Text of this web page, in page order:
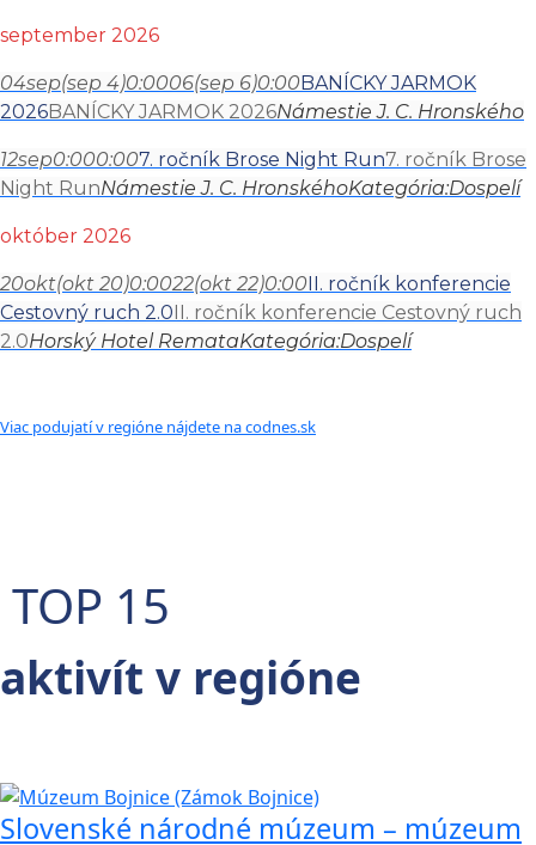
september 2026
04sep(sep 4)0:0006(sep 6)0:00BANÍCKY JARMOK
2026BANÍCKY JARMOK 2026Námestie J. C. Hronského
12sep0:000:007. ročník Brose Night Run7. ročník Brose
Night RunNámestie J. C. HronskéhoKategória:Dospelí
október 2026
20okt(okt 20)0:0022(okt 22)0:00II. ročník konferencie
Cestovný ruch 2.0II. ročník konferencie Cestovný ruch
2.0Horský Hotel RemataKategória:Dospelí
Viac podujatí v regióne nájdete na codnes.sk
TOP 15
aktivít v regióne
Slovenské národné múzeum – múzeum